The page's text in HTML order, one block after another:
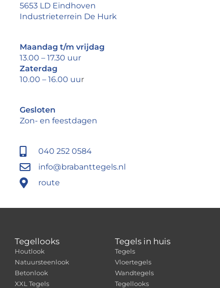
5653 LD Eindhoven
Industrieterrein De Hurk
Maandag t/m vrijdag
13.00 – 17.30 uur
Zaterdag
10.00 – 16.00 uur
Gesloten
Zon- en feestdagen
040 252 0584
info@brabanttegels.nl
route
Tegellooks
Houtlook
Natuursteenlook
Betonlook
XXL Tegels
Tegels in huis
Tegels
Vloertegels
Wandtegels
Tegellooks